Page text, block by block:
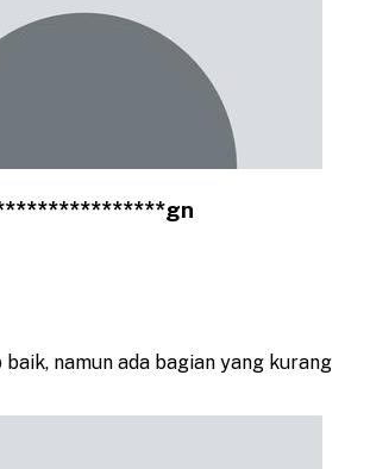
namun ada bagian yang kurang